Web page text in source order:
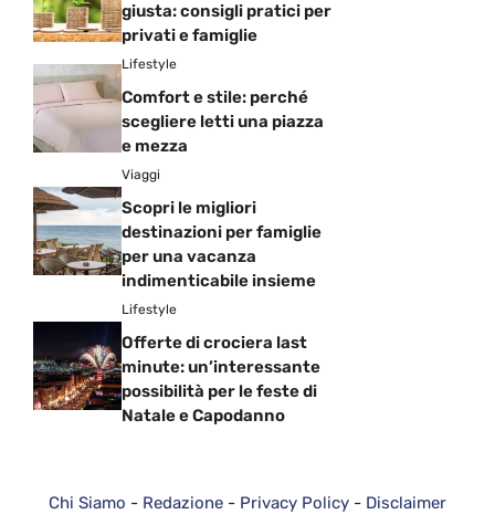
giusta: consigli pratici per
privati e famiglie
Lifestyle
Comfort e stile: perché
scegliere letti una piazza
e mezza
Viaggi
Scopri le migliori
destinazioni per famiglie
per una vacanza
indimenticabile insieme
Lifestyle
Offerte di crociera last
minute: un’interessante
possibilità per le feste di
Natale e Capodanno
Chi Siamo - Redazione - Privacy Policy - Disclaimer